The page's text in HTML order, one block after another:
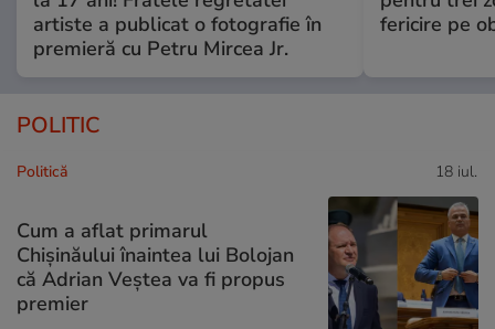
artiste a publicat o fotografie în
premieră cu Petru Mircea Jr.
fericire pe
POLITIC
Politică 18 iul.
Cum a aflat primarul
Chișinăului înaintea lui Bolojan
că Adrian Veștea va fi propus
premier